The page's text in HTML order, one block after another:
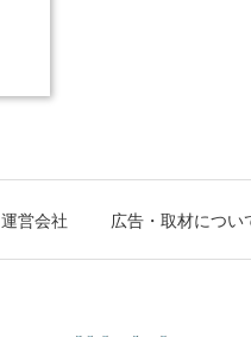
運営会社 広告・取材につい